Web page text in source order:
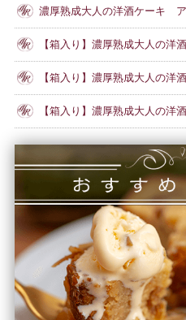
濃厚熟成大人の洋酒ケーキ ア
【箱入り】濃厚熟成大人の
【箱入り】濃厚熟成大人の洋
【箱入り】濃厚熟成大人の洋